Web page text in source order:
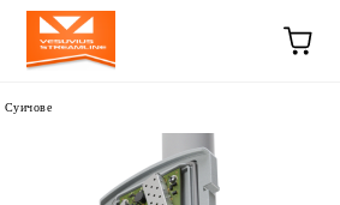
Суичове